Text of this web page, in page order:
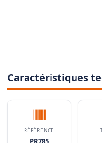
Caractéristiques
RÉFÉRENCE
PR785